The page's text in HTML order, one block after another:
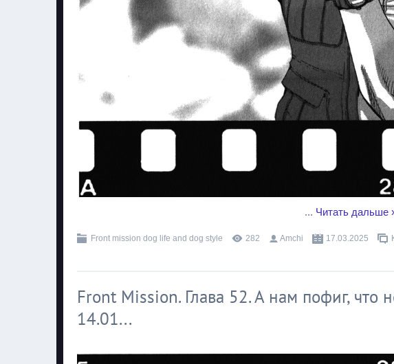
... Читать дальше
Front mission dog life and dog style 282 Amchi 17.03.2025
Front Mission. Глава 52. А нам пофиг, что
14.01...